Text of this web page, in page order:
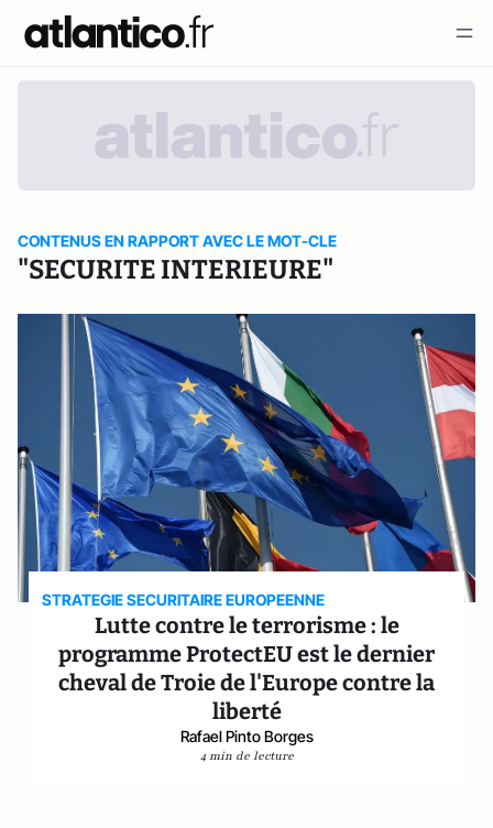
CONTENUS EN RAPPORT AVEC LE MOT-CLE
"SECURITE INTERIEURE"
STRATEGIE SECURITAIRE EUROPEENNE
Lutte contre le terrorisme : le
programme ProtectEU est le dernier
cheval de Troie de l'Europe contre la
liberté
Rafael Pinto Borges
4 min de lecture